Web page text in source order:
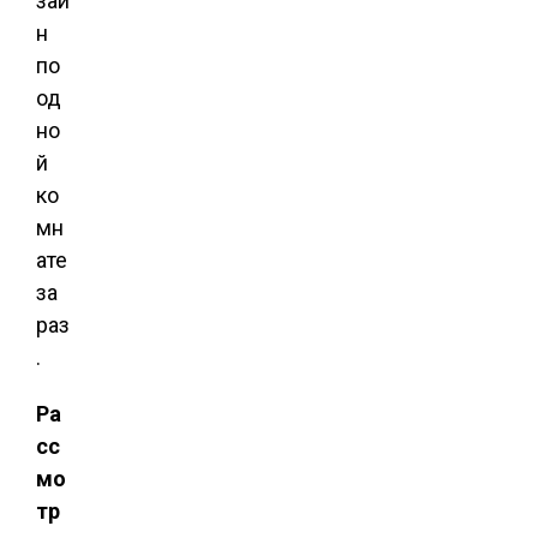
н
по
од
но
й
ко
мн
ате
за
раз
.
Ра
сс
мо
тр